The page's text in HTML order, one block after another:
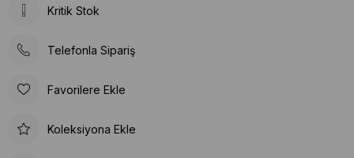
Kritik Stok
Telefonla Sipariş
Favorilere Ekle
Koleksiyona Ekle